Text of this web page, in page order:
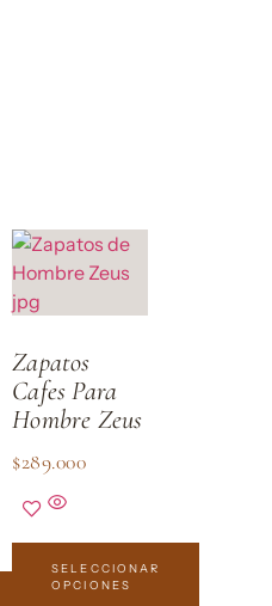
Zapatos
Cafes Para
Hombre Zeus
$289.000
SELECCIONAR
OPCIONES